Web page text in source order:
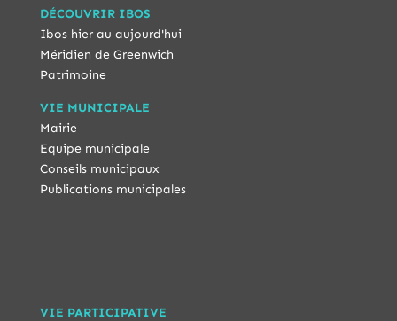
DÉCOUVRIR IBOS
Ibos hier au aujourd'hui
Méridien de Greenwich
Patrimoine
VIE MUNICIPALE
Mairie
Equipe municipale
Conseils municipaux
Publications municipales
VIE PARTICIPATIVE